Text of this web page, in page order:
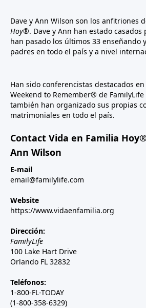
Dave y Ann Wilson son los anfitriones
Hoy®. Dave y Ann han estado casados
han pasado los últimos 33 enseñando
padres en todo el país y a nivel
Han sido conferencistas destacados
Weekend to Remember® de FamilyLife
también han organizado sus propias
matrimoniales en todo el país.
Contact Vida en Familia
Ann Wilson
E-mail
email@familylife.com
Website
https://www.vidaenfamilia.org
Dirección:
FamilyLife
100 Lake Hart Drive
Orlando FL 32832
Teléfonos:
1-800-FL-TODAY
(1-800-358-6329)